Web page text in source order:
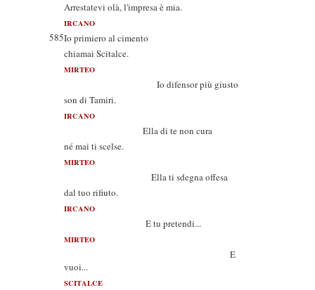
Arrestatevi olà, l'impresa è mia.
IRCANO
585Io primiero al cimento
chiamai Scitalce.
MIRTEO
Io difensor più giusto
son di Tamiri.
IRCANO
Ella di te non cura
né mai ti scelse.
MIRTEO
Ella ti sdegna offesa
dal tuo rifiuto.
IRCANO
E tu pretendi...
MIRTEO
E
vuoi...
SCITALCE